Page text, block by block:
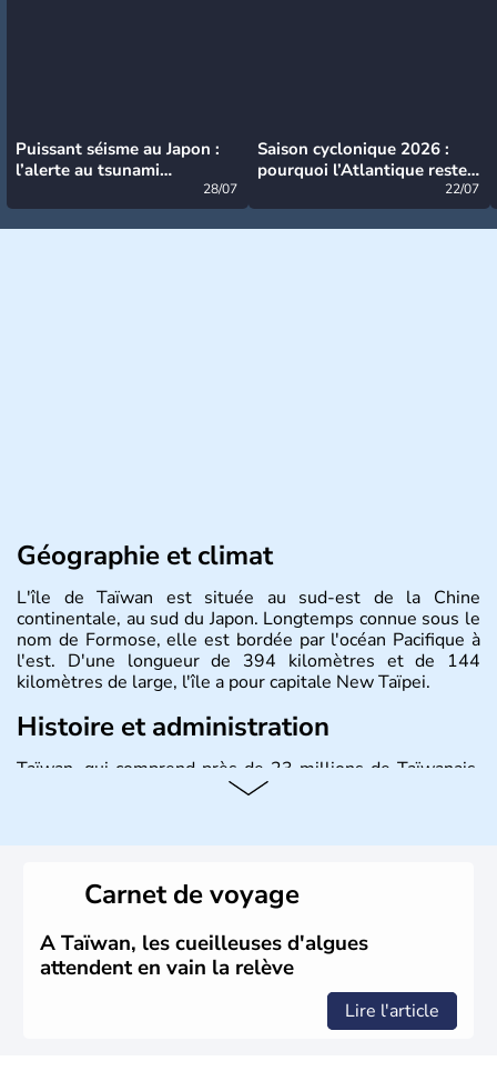
Puissant séisme au Japon :
l’alerte au tsunami
28/07
Saison cyclonique 2026 :
pourquoi l’Atlantique reste
22/07
Géographie et climat
L'île de Taïwan est située au sud-est de la Chine
continentale, au sud du Japon. Longtemps connue sous le
nom de Formose, elle est bordée par l'océan Pacifique à
l'est. D'une longueur de 394 kilomètres et de 144
kilomètres de large, l'île a pour capitale New Taïpei.
Histoire et administration
Taïwan, qui comprend près de 23 millions de Taïwanais,
joue un rôle important dans l'économie mondiale en
Carnet de voyage
A Taïwan, les cueilleuses d'algues
attendent en vain la relève
Lire l'article